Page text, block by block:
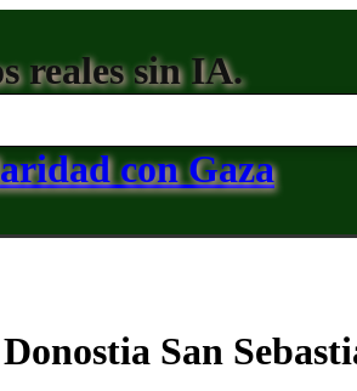
reales sin IA.
San